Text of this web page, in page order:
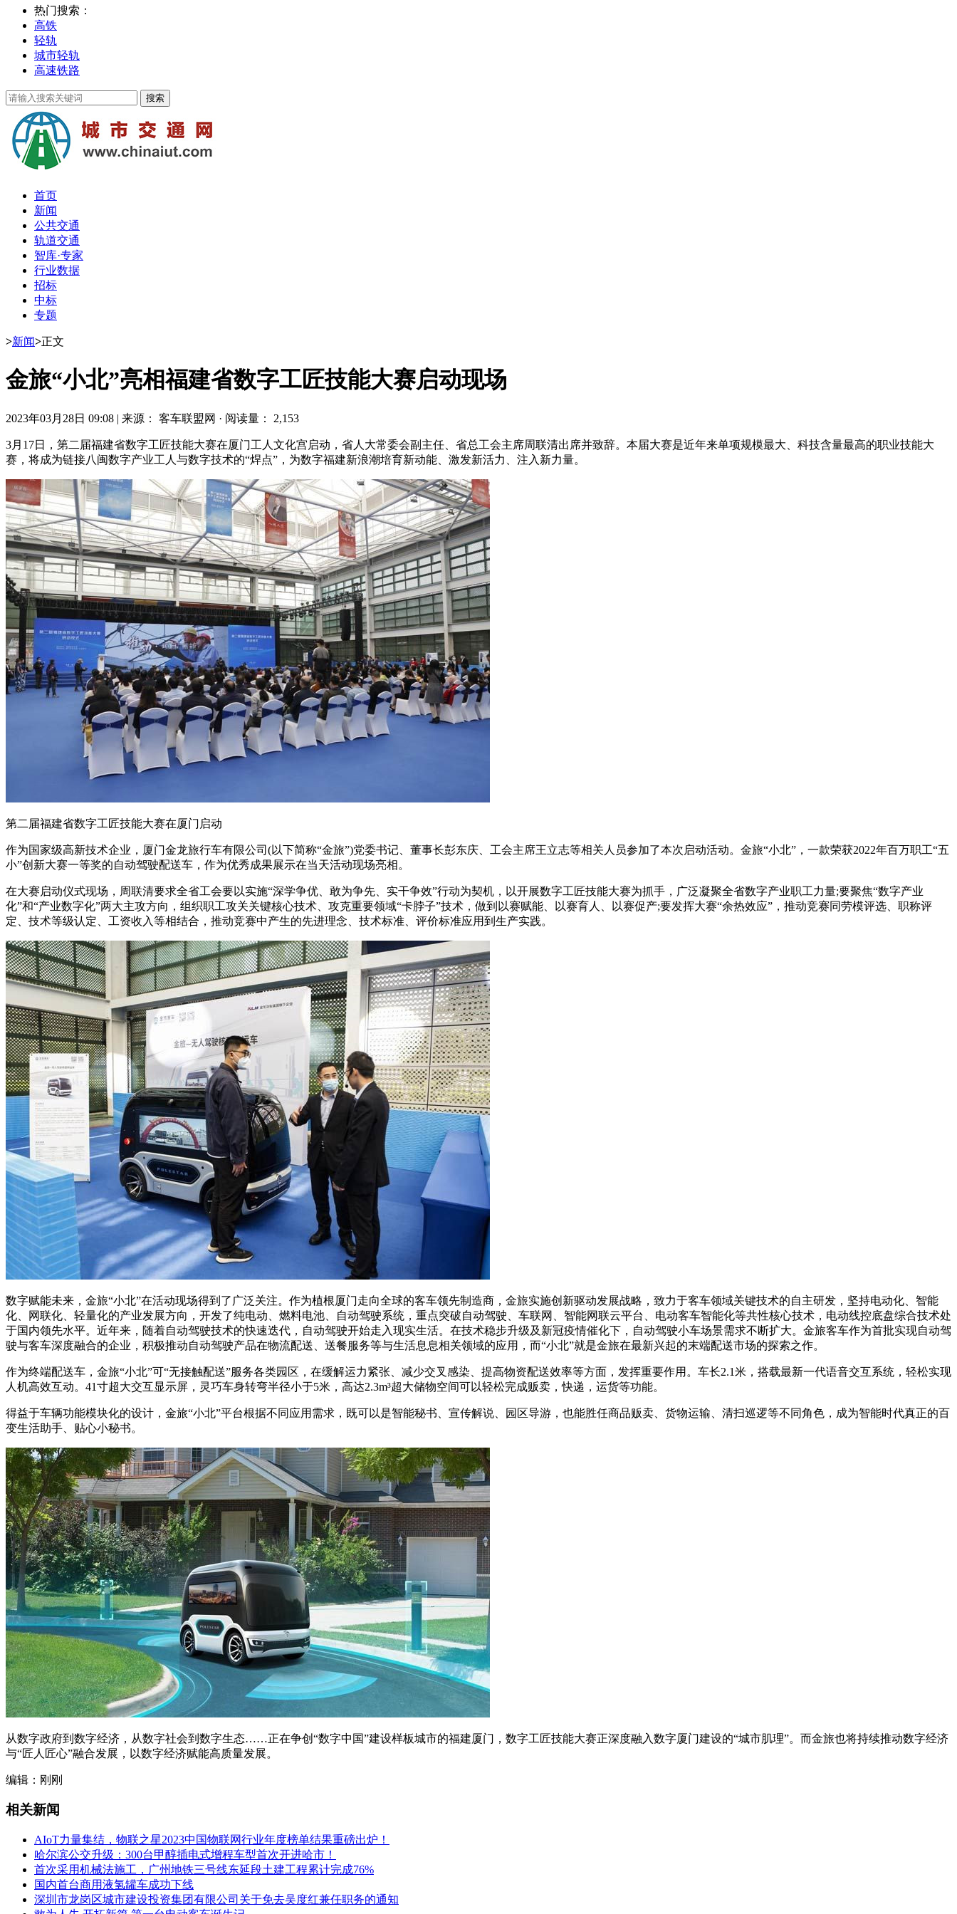
热门搜索：
高铁
轻轨
城市轻轨
高速铁路
首页
新闻
公共交通
轨道交通
智库·专家
行业数据
招标
中标
专题
>新闻>正文
金旅“小北”亮相福建省数字工匠技能大赛启动现场
2023年03月28日 09:08 | 来源： 客车联盟网 · 阅读量： 2,153
3月17日，第二届福建省数字工匠技能大赛在厦门工人文化宫启动，省人大常委会副主任、省总工会主席周联清出席并致辞。本届大赛是近年来单项规模最大、科技含量最高的职业技能大
赛，将成为链接八闽数字产业工人与数字技术的“焊点”，为数字福建新浪潮培育新动能、激发新活力、注入新力量。
第二届福建省数字工匠技能大赛在厦门启动
作为国家级高新技术企业，厦门金龙旅行车有限公司(以下简称“金旅”)党委书记、董事长彭东庆、工会主席王立志等相关人员参加了本次启动活动。金旅“小北”，一款荣获2022年百万职工“五
小”创新大赛一等奖的自动驾驶配送车，作为优秀成果展示在当天活动现场亮相。
在大赛启动仪式现场，周联清要求全省工会要以实施“深学争优、敢为争先、实干争效”行动为契机，以开展数字工匠技能大赛为抓手，广泛凝聚全省数字产业职工力量;要聚焦“数字产业
化”和“产业数字化”两大主攻方向，组织职工攻关关键核心技术、攻克重要领域“卡脖子”技术，做到以赛赋能、以赛育人、以赛促产;要发挥大赛“余热效应”，推动竞赛同劳模评选、职称评
定、技术等级认定、工资收入等相结合，推动竞赛中产生的先进理念、技术标准、评价标准应用到生产实践。
数字赋能未来，金旅“小北”在活动现场得到了广泛关注。作为植根厦门走向全球的客车领先制造商，金旅实施创新驱动发展战略，致力于客车领域关键技术的自主研发，坚持电动化、智能
化、网联化、轻量化的产业发展方向，开发了纯电动、燃料电池、自动驾驶系统，重点突破自动驾驶、车联网、智能网联云平台、电动客车智能化等共性核心技术，电动线控底盘综合技术处
于国内领先水平。近年来，随着自动驾驶技术的快速迭代，自动驾驶开始走入现实生活。在技术稳步升级及新冠疫情催化下，自动驾驶小车场景需求不断扩大。金旅客车作为首批实现自动驾
驶与客车深度融合的企业，积极推动自动驾驶产品在物流配送、送餐服务等与生活息息相关领域的应用，而“小北”就是金旅在最新兴起的末端配送市场的探索之作。
作为终端配送车，金旅“小北”可“无接触配送”服务各类园区，在缓解运力紧张、减少交叉感染、提高物资配送效率等方面，发挥重要作用。车长2.1米，搭载最新一代语音交互系统，轻松实现
人机高效互动。41寸超大交互显示屏，灵巧车身转弯半径小于5米，高达2.3m³超大储物空间可以轻松完成贩卖，快递，运货等功能。
得益于车辆功能模块化的设计，金旅“小北”平台根据不同应用需求，既可以是智能秘书、宣传解说、园区导游，也能胜任商品贩卖、货物运输、清扫巡逻等不同角色，成为智能时代真正的百
变生活助手、贴心小秘书。
从数字政府到数字经济，从数字社会到数字生态……正在争创“数字中国”建设样板城市的福建厦门，数字工匠技能大赛正深度融入数字厦门建设的“城市肌理”。而金旅也将持续推动数字经济
与“匠人匠心”融合发展，以数字经济赋能高质量发展。
编辑：刚刚
相关新闻
AIoT力量集结，物联之星2023中国物联网行业年度榜单结果重磅出炉！
哈尔滨公交升级：300台甲醇插电式增程车型首次开进哈市！
首次采用机械法施工，广州地铁三号线东延段土建工程累计完成76%
国内首台商用液氢罐车成功下线
深圳市龙岗区城市建设投资集团有限公司关于免去吴度红兼任职务的通知